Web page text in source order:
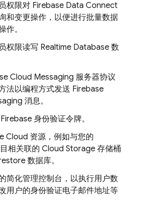
权限对 Firebase Data Connect
和变更操作，以便进行批量数据
作。
权限读写 Realtime Database 数
Cloud Messaging 服务器协议
法以编程方式发送 Firebase
消息。
身份验证令牌。
Cloud 资源，例如与您的
相关联的 Cloud Storage 存储桶
数据库。
简化管理控制台，以执行用户数
用户的身份验证电子邮件地址等